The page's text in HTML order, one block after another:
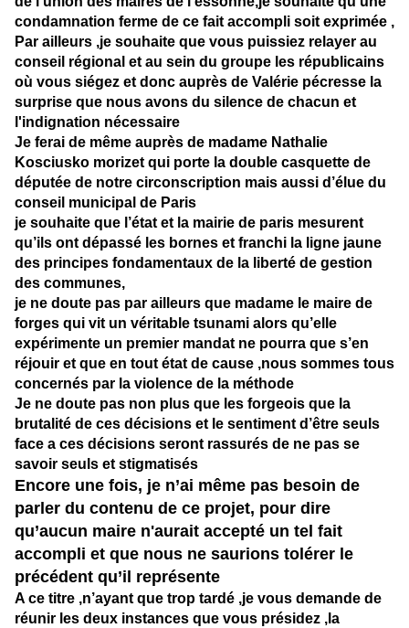
condamnation ferme de ce fait accompli soit exprimée ,
Par ailleurs ,je souhaite que vous puissiez relayer au
conseil régional et au sein du groupe les républicains
où vous siégez et donc auprès de Valérie pécresse la
surprise que nous avons du silence de chacun et
l'indignation nécessaire
Je ferai de même auprès de madame Nathalie
Kosciusko morizet qui porte la double casquette de
députée de notre circonscription mais aussi d’élue du
conseil municipal de Paris
je souhaite que l’état et la mairie de paris mesurent
qu’ils ont dépassé les bornes et franchi la ligne jaune
des principes fondamentaux de la liberté de gestion
des communes,
je ne doute pas par ailleurs que madame le maire de
forges qui vit un véritable tsunami alors qu’elle
expérimente un premier mandat ne pourra que s’en
réjouir et que en tout état de cause ,nous sommes tous
concernés par la violence de la méthode
Je ne doute pas non plus que les forgeois que la
brutalité de ces décisions et le sentiment d’être seuls
face a ces décisions seront rassurés de ne pas se
savoir seuls et stigmatisés
Encore une fois, je n’ai même pas besoin de
parler du contenu de ce projet, pour dire
qu’aucun maire n'aurait accepté un tel fait
accompli et que nous ne saurions tolérer le
précédent qu’il représente
A ce titre ,n’ayant que trop tardé ,je vous demande de
réunir les deux instances que vous présidez ,la